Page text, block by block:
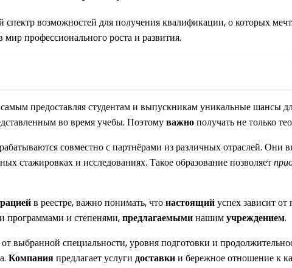
возможностей для получения квалификации, о которых
профессионального роста и развития.
предоставляя студентам и выпускникам уникальные шансы
во время учебы. Поэтомуважнополучать не только
совместно с партнёрами из различных отраслей. Они
стажировках и исследованиях. Такое образование позволяет
в реестре, важно понимать, чтонастоящийуспех зависит
программами и степенями,предлагаемыминашимучреждением.
выбранной специальности, уровня подготовки и
Компанияпредлагает услуги доставкии бережное отношение к